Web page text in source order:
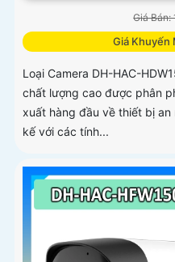
Giá Bán:
Giá Khuyến
Loại Camera DH-HAC-
chất lượng cao được phân
xuất hàng đầu về thiết bị
kế với các tính...